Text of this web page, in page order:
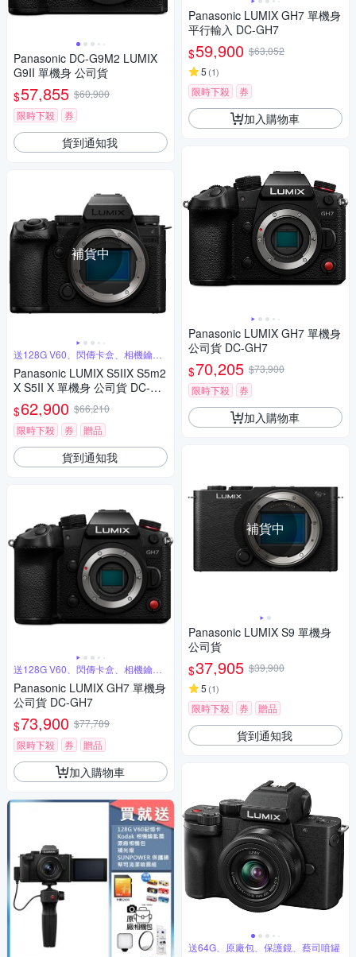
Panasonic DC-G9M2 LUMIX
G9II 單機身 公司貨
$57,855 $60,900
限時下殺
券
貨到通知我
補貨中
送128G V60、閃傳卡盒、相機鑰匙
圈
Panasonic LUMIX S5IIX S5m2
X S5II X 單機身 公司貨 DC-S5
M2X
$62,900 $66,210
限時下殺
券 贈品
貨到通知我
送128G V60、閃傳卡盒、相機鑰匙
圈
Panasonic LUMIX GH7 單機身
公司貨 DC-GH7
$73,900 $77,789
限時下殺
券 贈品
加入購物車
Panasonic LUMIX GH7 單機身
平行輸入 DC-GH7
$59,900 $63,052
5 (1)
限時下殺 券
加入購物車
Panasonic LUMIX GH7 單機身
公司貨 DC-GH7
$70,205 $73,900
限時下殺
券
加入購物車
補貨中
Panasonic LUMIX S9 單機身
公司貨
$37,905 $39,900
5 (1)
限時下殺 券 贈品
貨到通知我
送64G、原廠包、保護鏡、蔡司噴罐